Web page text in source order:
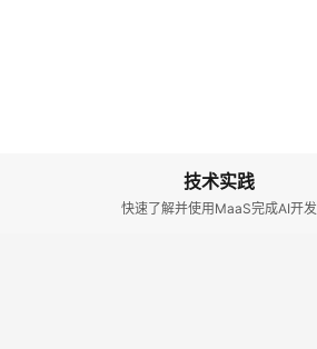
技术实践
快速了解并使用MaaS完成AI开发